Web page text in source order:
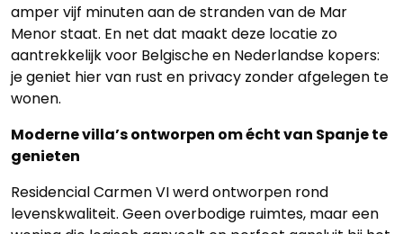
amper vijf minuten aan de stranden van de Mar
Menor staat. En net dat maakt deze locatie zo
aantrekkelijk voor Belgische en Nederlandse kopers:
je geniet hier van rust en privacy zonder afgelegen te
wonen.
Moderne villa’s ontworpen om écht van Spanje te
genieten
Residencial Carmen VI werd ontworpen rond
levenskwaliteit. Geen overbodige ruimtes, maar een